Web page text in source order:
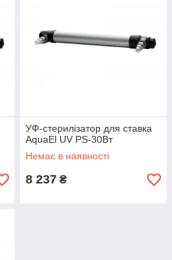
УФ-стерилізатор для ставка
AquaEl UV PS-30Вт
Немає в наявності
8 237 ₴